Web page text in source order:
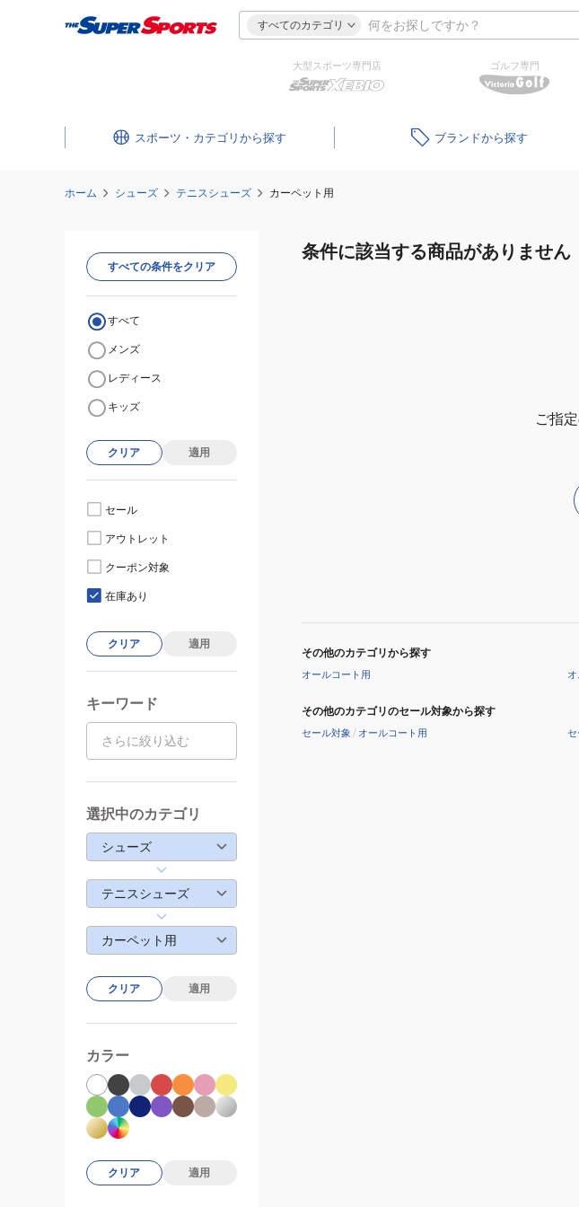
すべてのカテゴリ
大型スポーツ専門店 ゴルフ専門
スポーツ・カテゴリ ブランド
ホーム シューズ テニスシューズ カーペット用
条件に該当する商品がありません
ご指
その他のカテゴリから探す
オールコート用
その他のカテゴリのセール対象から探す
セール対象 / オールコート用 セ
すべての条件をクリア
すべて
メンズ
レディース
キッズ
クリア 適用
セール
アウトレット
クーポン対象
在庫あり
クリア 適用
キーワード
選択中のカテゴリ
シューズ
テニスシューズ
カーペット用
クリア 適用
カラー
クリア 適用